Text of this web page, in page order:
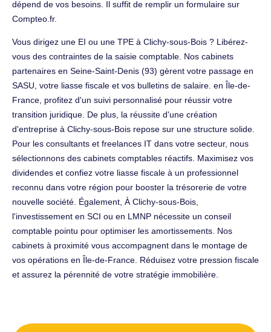
dépend de vos besoins. Il suffit de remplir un formulaire sur
Compteo.fr.
Vous dirigez une EI ou une TPE à Clichy-sous-Bois ? Libérez-
vous des contraintes de la saisie comptable. Nos cabinets
partenaires en Seine-Saint-Denis (93) gèrent votre passage en
SASU, votre liasse fiscale et vos bulletins de salaire. en Île-de-
France, profitez d'un suivi personnalisé pour réussir votre
transition juridique. De plus, la réussite d'une création
d'entreprise à Clichy-sous-Bois repose sur une structure solide.
Pour les consultants et freelances IT dans votre secteur, nous
sélectionnons des cabinets comptables réactifs. Maximisez vos
dividendes et confiez votre liasse fiscale à un professionnel
reconnu dans votre région pour booster la trésorerie de votre
nouvelle société. Également, À Clichy-sous-Bois,
l'investissement en SCI ou en LMNP nécessite un conseil
comptable pointu pour optimiser les amortissements. Nos
cabinets à proximité vous accompagnent dans le montage de
vos opérations en Île-de-France. Réduisez votre pression fiscale
et assurez la pérennité de votre stratégie immobilière.